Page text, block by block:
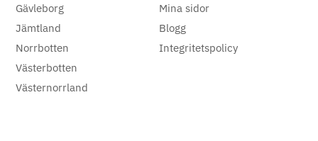
Gävleborg
Jämtland
Norrbotten
Västerbotten
Västernorrland
Mina sidor
Blogg
Integritetspolicy